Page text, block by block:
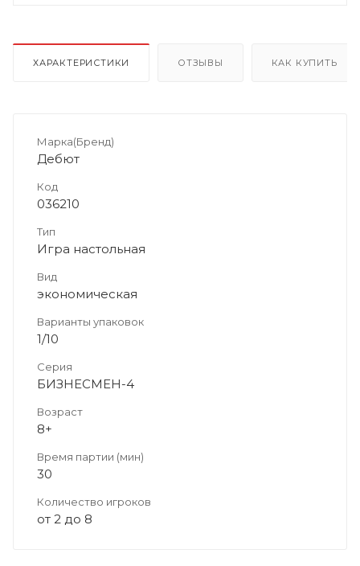
ХАРАКТЕРИСТИКИ ОТЗЫВЫ КАК КУПИТЬ
Марка(Бренд)
Дебют
Код
036210
Тип
Игра настольная
Вид
экономическая
Варианты упаковок
1/10
Серия
БИЗНЕСМЕН-4
Возраст
8+
Время партии (мин)
30
Количество игроков
от 2 до 8